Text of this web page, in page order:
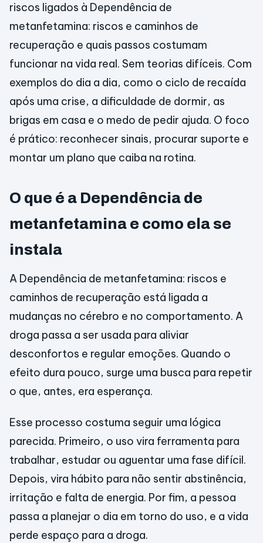
riscos ligados à Dependência de
metanfetamina: riscos e caminhos de
recuperação e quais passos costumam
funcionar na vida real. Sem teorias difíceis. Com
exemplos do dia a dia, como o ciclo de recaída
após uma crise, a dificuldade de dormir, as
brigas em casa e o medo de pedir ajuda. O foco
é prático: reconhecer sinais, procurar suporte e
montar um plano que caiba na rotina.
O que é a Dependência de
metanfetamina e como ela se
instala
A Dependência de metanfetamina: riscos e
caminhos de recuperação está ligada a
mudanças no cérebro e no comportamento. A
droga passa a ser usada para aliviar
desconfortos e regular emoções. Quando o
efeito dura pouco, surge uma busca para repetir
o que, antes, era esperança.
Esse processo costuma seguir uma lógica
parecida. Primeiro, o uso vira ferramenta para
trabalhar, estudar ou aguentar uma fase difícil.
Depois, vira hábito para não sentir abstinência,
irritação e falta de energia. Por fim, a pessoa
passa a planejar o dia em torno do uso, e a vida
perde espaço para a droga.